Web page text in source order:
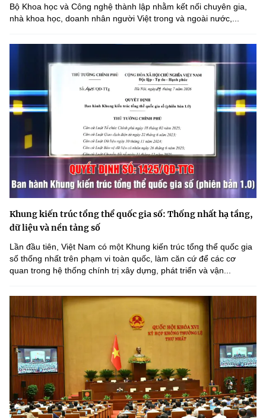
Bộ Khoa học và Công nghệ thành lập nhằm kết nối chuyên gia,
nhà khoa học, doanh nhân người Việt trong và ngoài nước,...
Khung kiến trúc tổng thể quốc gia số: Thống nhất hạ tầng,
dữ liệu và nền tảng số
Lần đầu tiên, Việt Nam có một Khung kiến trúc tổng thể quốc gia
số thống nhất trên phạm vi toàn quốc, làm căn cứ để các cơ
quan trong hệ thống chính trị xây dựng, phát triển và vận...